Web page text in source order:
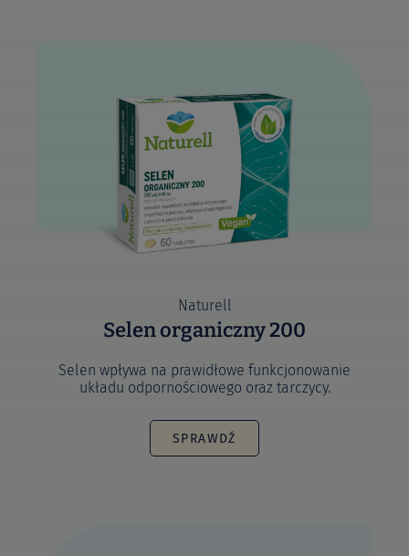
Naturell
Selen organiczny 200
Selen wpływa na prawidłowe funkcjonowanie
układu odpornościowego oraz tarczycy.
SPRAWDŹ